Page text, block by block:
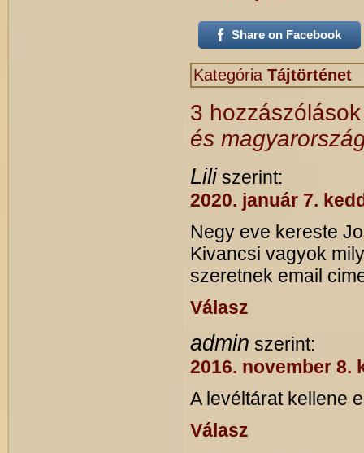
Share on Facebook
Kategória Tájtörténet
3
és
Lili szerint:
2020. január 7.
Negy eve kereste
Kivancsi vagyok
szeretnek email
Válasz
admin szerint:
2016. november 8.
A levéltárat kellene
Válasz